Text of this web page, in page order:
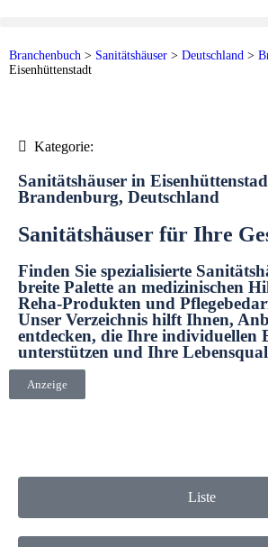
Branchenbuch > Sanitätshäuser > Deutschland >
Eisenhüttenstadt
Kategorie:
Sanitätshäuser in
Brandenburg, Deutschland
Sanitätshäuser für Ihre
Finden Sie spezialisierte
breite Palette an medizinischen
Reha-Produkten und
Unser Verzeichnis hilft Ihnen,
entdecken, die Ihre individuellen
unterstützen und Ihre
Anzeige
Liste